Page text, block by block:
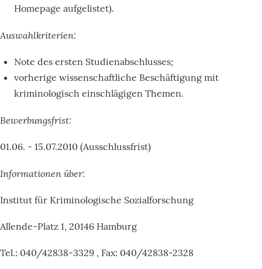
Homepage aufgelistet).
Auswahlkriterien:
Note des ersten Studienabschlusses;
vorherige wissenschaftliche Beschäftigung mit
kriminologisch einschlägigen Themen.
Bewerbungsfrist:
01.06. - 15.07.2010 (Ausschlussfrist)
Informationen über:
Institut für Kriminologische Sozialforschung
Allende-Platz 1, 20146 Hamburg
Tel.: 040/42838-3329 , Fax: 040/42838-2328